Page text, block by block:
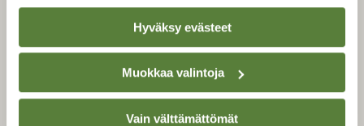
Hyväksy evästeet
Muokkaa valintoja
Vain välttämättömät